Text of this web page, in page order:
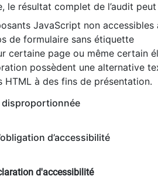
le résultat complet de l’audit
JavaScript non accessibles
de formulaire sans étiquette
certaine page ou même certain
possèdent une alternative
HTML à des fins de présentation.
d’accessibilité
d'accessibilité